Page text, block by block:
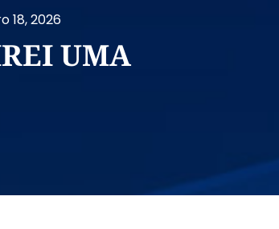
18, 2026
UMA